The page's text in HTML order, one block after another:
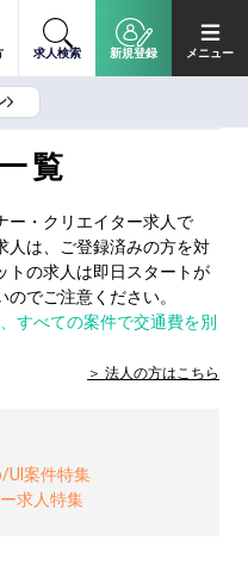
求人検索 新規登録 メニュー
覧
ー・クリエイター求人で
人は、ご登録済みの方を対
トの求人は即日スタートが
でご注意ください。
すべての案件で交通費を別
法人の方はこちら
UI案件特集
求人特集